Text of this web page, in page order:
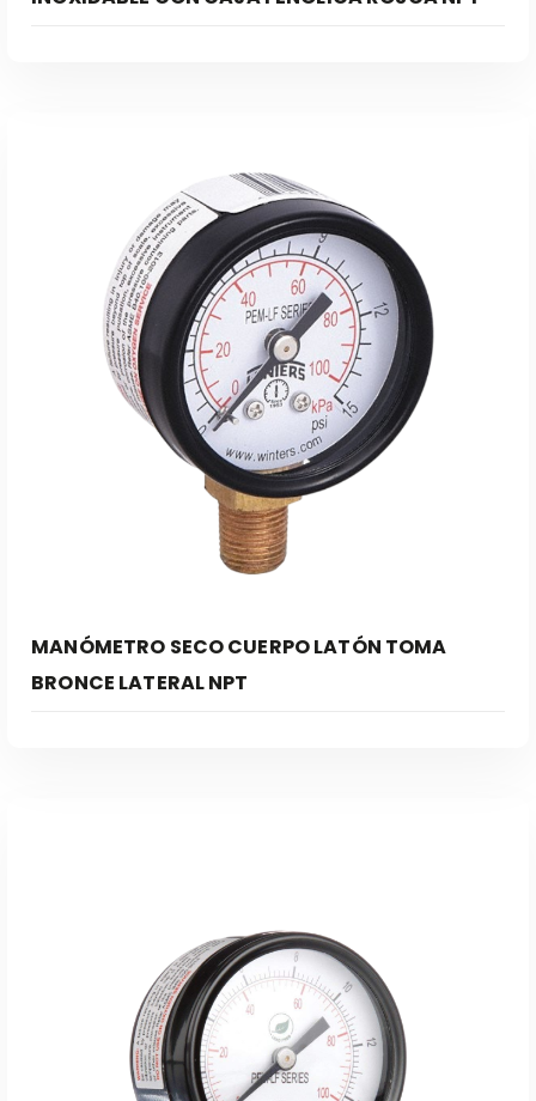
Leer Más
Leer Más
MANÓMETRO SECO CUERPO LATÓN TOMA
BRONCE LATERAL NPT